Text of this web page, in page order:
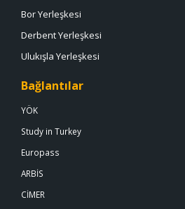
Bor Yerleşkesi
Derbent Yerleşkesi
Ulukışla Yerleşkesi
Bağlantılar
YÖK
Study in Turkey
Europass
ARBİS
CİMER